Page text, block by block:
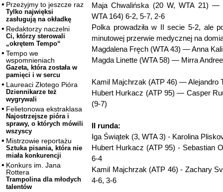
Przeżyjmy to jeszcze raz
Tylko najwięksi
zasługują na okładkę
Redaktorzy naczelni
Ci, którzy sterowali
„okrętem Tempo“
Tempo we
wspomnieniach
Gazeta, która została w
pamięci i w sercu
Laureaci Złotego Pióra
Dziennikarze też
wygrywali
Felietonowa ekstraklasa
Najostrzejsze pióra i
sprawy, o których mówili
wszyscy
Mistrzowie reportażu
Sztuka pisania, która nie
miała konkurencji
Konkurs im. Jana
Rottera
Trampolina dla młodych
talentów
Maja Chwalińska (20 W, WTA 21) —
WTA 164) 6-2, 5-7, 2-6
Polka prowadziła w II secie 5-2, ale
minutowej przerwie medycznej na
Magdalena Fręch (WTA 43) — Anna
Magda Linette (WTA 58) — Mirra
Kamil Majchrzak (ATP 46) — Alejandro
Hubert Hurkacz (ATP 95) — Casper
(9-7)
II runda:
Iga Świątek (3, WTA 3) - Karolina
Hubert Hurkacz (ATP 95) - Sebastian
6-4
Kamil Majchrzak (ATP 46) - Zachary
4-6, 3-6